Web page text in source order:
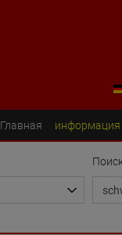
Главная информация